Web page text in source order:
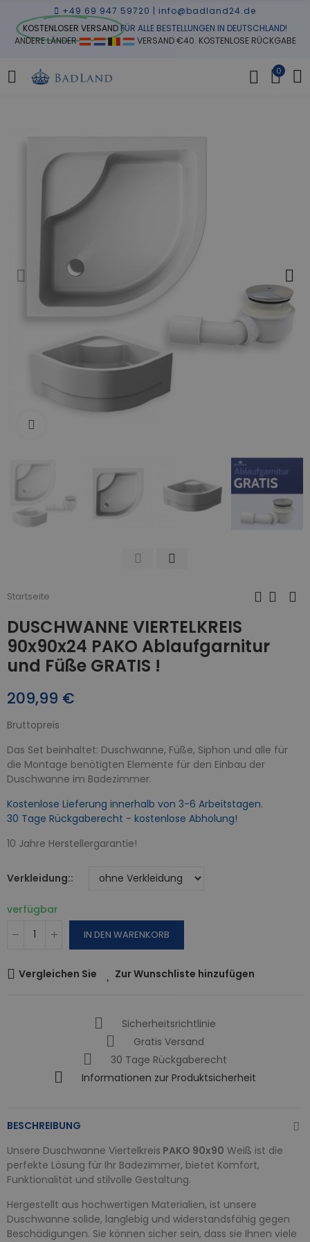
+49 69 947 59720 | info@badland24.de
KOSTENLOSER VERSANDFÜR ALLE BESTELLUNGEN IN DEUTSCHLAND!
ANDERE LÄNDER
VERSAND €40. KOSTENLOSE RÜCKGABE
0
Startseite
DUSCHWANNE VIERTELKREIS
90x90x24 PAKO Ablaufgarnitur
und Füße GRATIS !
209,99 €
Bruttopreis
Das Set beinhaltet: Duschwanne, Füße, Siphon und alle für
die Montage benötigten Elemente für den Einbau der
Duschwanne im Badezimmer.
Kostenlose Lieferung innerhalb von 3-6 Arbeitstagen.
30 Tage Rückgaberecht - kostenlose Abholung!
10 Jahre Herstellergarantie!
Verkleidung:
verfügbar
IN DEN WARENKORB
Vergleichen Sie Zur Wunschliste hinzufügen
Sicherheitsrichtlinie
Gratis Versand
30 Tage Rückgaberecht
Informationen zur Produktsicherheit
BESCHREIBUNG
Unsere Duschwanne Viertelkreis PAKO 90x90 Weiß ist die
perfekte Lösung für Ihr Badezimmer, bietet Komfort,
Funktionalität und stilvolle Gestaltung.
Hergestellt aus hochwertigen Materialien, ist unsere
Duschwanne solide, langlebig und widerstandsfähig gegen
Beschädigungen. Sie können sicher sein, dass sie Ihnen viele